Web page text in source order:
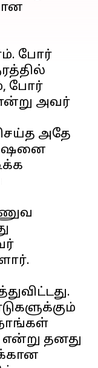
போர்
போர்
என்று அவர்
அதே
என்று தனது